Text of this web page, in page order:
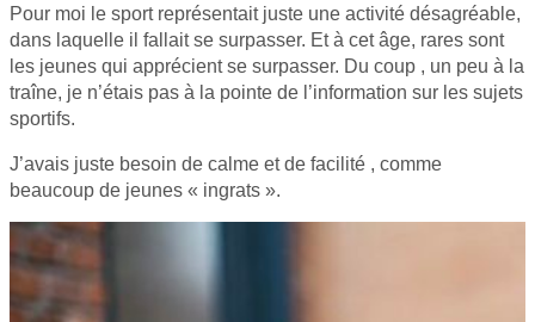
Pour moi le sport représentait juste une activité désagréable,
dans laquelle il fallait se surpasser. Et à cet âge, rares sont
les jeunes qui apprécient se surpasser. Du coup , un peu à la
traîne, je n’étais pas à la pointe de l’information sur les sujets
sportifs.
J’avais juste besoin de calme et de facilité , comme
beaucoup de jeunes « ingrats ».